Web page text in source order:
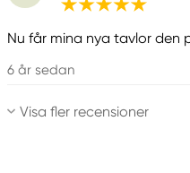
Nu får mina nya tavlor den
6 år sedan
Visa fler recensioner